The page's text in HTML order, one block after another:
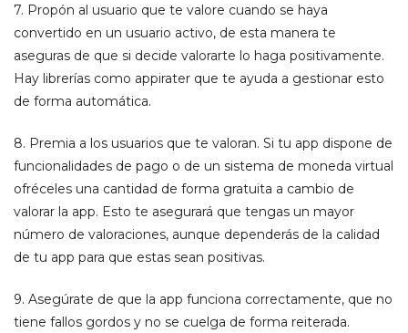
7. Propón al usuario que te valore cuando se haya
convertido en un usuario activo, de esta manera te
aseguras de que si decide valorarte lo haga positivamente.
Hay librerías como appirater que te ayuda a gestionar esto
de forma automática.
8. Premia a los usuarios que te valoran. Si tu app dispone de
funcionalidades de pago o de un sistema de moneda virtual
ofréceles una cantidad de forma gratuita a cambio de
valorar la app. Esto te asegurará que tengas un mayor
número de valoraciones, aunque dependerás de la calidad
de tu app para que estas sean positivas.
9. Asegúrate de que la app funciona correctamente, que no
tiene fallos gordos y no se cuelga de forma reiterada.